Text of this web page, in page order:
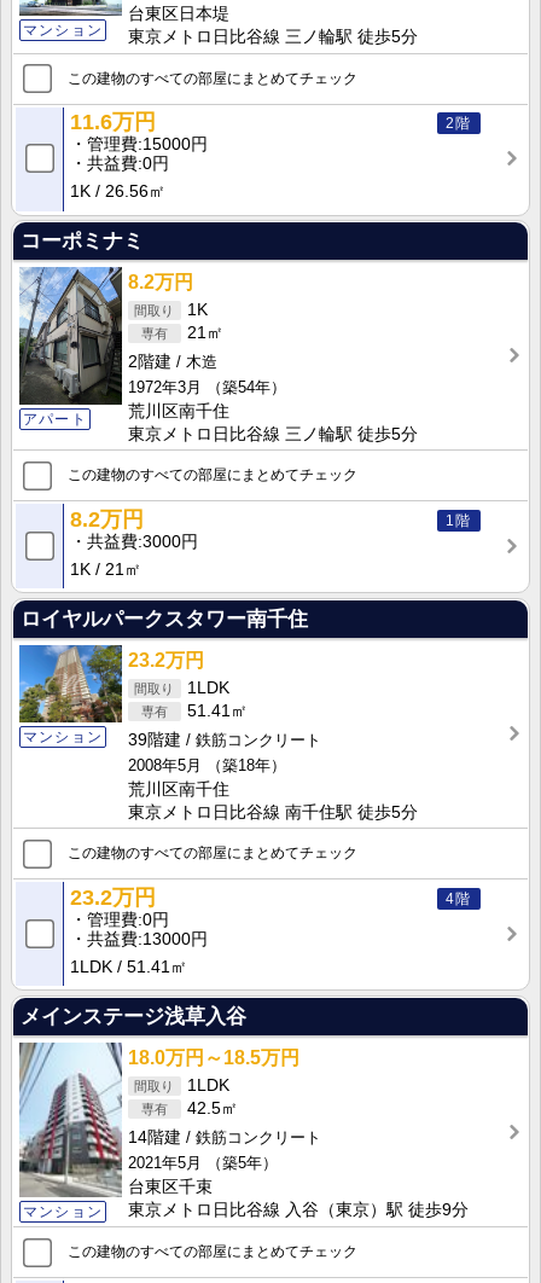
マンション
台東区日本堤
東京メトロ日比谷線 三ノ輪駅 徒歩5分
この建物のすべての部屋にまとめてチェック
2階
11.6万円
管理費 15000円
共益費 0円
1K
26.56㎡
コーポミナミ
アパート
8.2万円
1K
21㎡
2階建
木造
1972年3月
（築54年）
荒川区南千住
東京メトロ日比谷線 三ノ輪駅 徒歩5分
この建物のすべての部屋にまとめてチェック
1階
8.2万円
共益費 3000円
1K
21㎡
ロイヤルパークスタワー南千住
マンション
23.2万円
1LDK
51.41㎡
39階建
鉄筋コンクリート
2008年5月
（築18年）
荒川区南千住
東京メトロ日比谷線 南千住駅 徒歩5分
この建物のすべての部屋にまとめてチェック
4階
23.2万円
管理費 0円
共益費 13000円
1LDK
51.41㎡
メインステージ浅草入谷
マンション
18.0万円～18.5万円
1LDK
42.5㎡
14階建
鉄筋コンクリート
2021年5月
（築5年）
台東区千束
東京メトロ日比谷線 入谷（東京）駅 徒歩9分
この建物のすべての部屋にまとめてチェック